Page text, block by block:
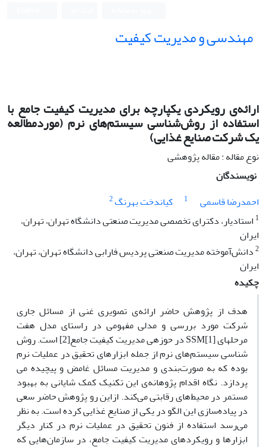
مهندسی و مدیریت کیفیت
ارائه‌ی رویکردی یکپارچه برای مدیریت کیفیت جامع با
استفاده از روش‌شناسی سیستم‌های نرم (موردمطالعه
یک شرکت صنایع غذایی)
نوع مقاله : مقاله پژوهشی
نویسندگان
احمدرضا قاسمی
1 کیاندخت بهرنگ2
1 استادیار، دکترای تخصصی مدیریت صنعتی دانشگاه تهران، تهران،
ایران
2دانش‌آموخته مدیریت صنعتی پردیس فارابی دانشگاه تهران، تهران،
ایران
چکیده
هدف از پژوهش حاضر ارائه‌­ی تصویری غنی از مسائل جاری
شرکت مورد بررسی و مدلی مفهومی در راستای مدل هفت
مرحله­ای [SSM[1 در حوزه­ی مدیریت کیفیت جامع[2] است. روش­‌
شناسی سیستم­‌های نرم از جمله ابزارهای تحقیق در عملیات نرم
بوده که به صورت‌­بندی و مدیریت مسائل غامض و پیچیده می­‌
پردازد. نگاه اقدام پژوهانه­‌ی این تکنیک کمک شایانی به بهبود
مستمر در محیط‌­های رقابتی می­‌کند. ازاین‌ رو پژوهش حاضر سعی
در پیاده­‌سازی این الگو در یکی از صنایع غذایی کرده است. به نظر
می­‌رسد استفاده از فنون تحقیق در عملیات نرم در کنار دیگر
ابزارها و رویکردهای مدیریت کیفیت جامع، در سازمان­‌هایی که